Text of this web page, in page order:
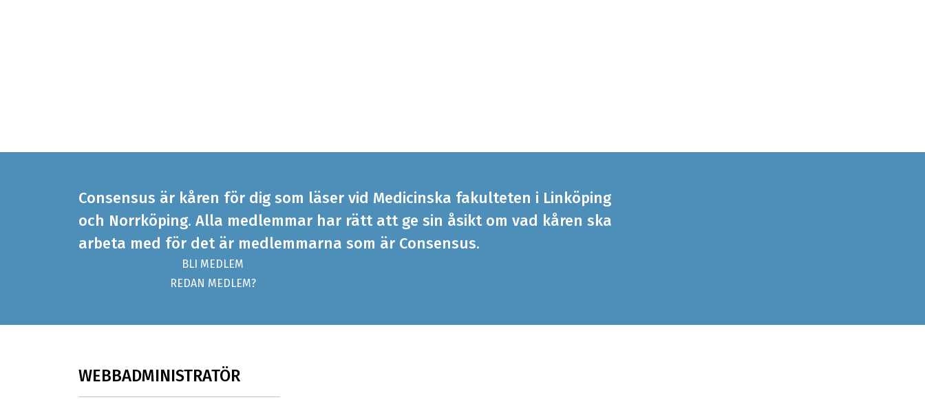
Consensus är kåren för dig som läser vid Medicinska fakulteten i Linköping
och Norrköping. Alla medlemmar har rätt att ge sin åsikt om vad kåren ska
arbeta med för det är medlemmarna som är Consensus.
BLI MEDLEM
REDAN MEDLEM?
WEBBADMINISTRATÖR